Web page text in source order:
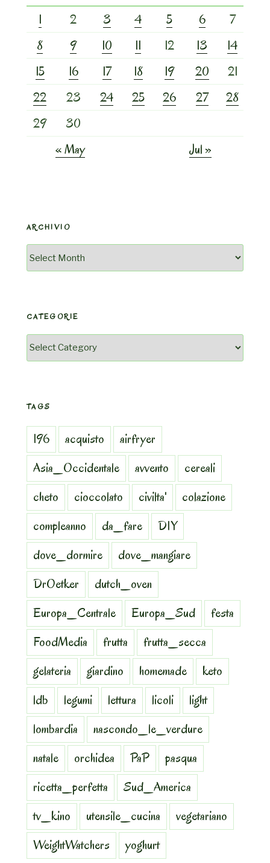
1
2 3 4 5 6
7
8
9 10 11 12 13
14
15
16 17 18 19 20
21
22
23 24 25 26 27
28
29
30
« May
Jul »
ARCHIVIO
Archivio
CATEGORIE
Categorie
TAGS
196 acquisto
airfryer
Asia_Occidentale
avvento
cereali
cheto
cioccolato civilta'
colazione
compleanno
da_fare
DIY
dove_dormire
dove_mangiare
DrOetker
dutch_oven
Europa_Centrale
Europa_Sud
festa
FoodMedia
frutta
frutta_secca
gelateria
giardino homemade
keto
ldb
legumi lettura licoli
light
lombardia
nascondo_le_verdure
natale
orchidea PaP
pasqua
ricetta_perfetta
Sud_America
tv_kino
utensile_cucina
vegetariano
WeightWatchers
yoghurt